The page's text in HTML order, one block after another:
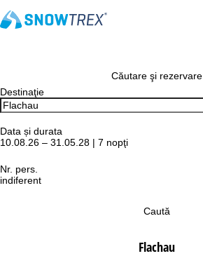
Căutare şi rezervare
Destinaţie
Data și durata
10.08.26 – 31.05.28 | 7 nopţi
Nr. pers.
indiferent
Caută
Flachau